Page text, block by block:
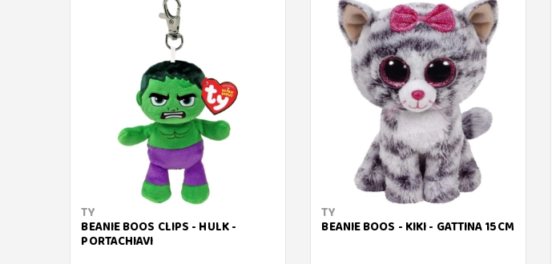
TY
BEANIE BOOS CLIPS - HULK -
PORTACHIAVI
TY
BEANIE BOOS - KIKI - GATTINA 15CM